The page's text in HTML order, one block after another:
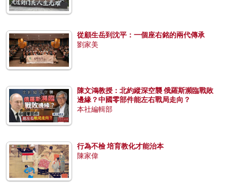
從顧生岳到沈平：一個座右銘的兩代傳承
劉家美
陳文鴻教授：北約縱深空襲 俄羅斯瀕臨戰敗
邊緣？中國零部件能左右戰局走向？
本社編輯部
行為不檢 培育教化才能治本
陳家偉